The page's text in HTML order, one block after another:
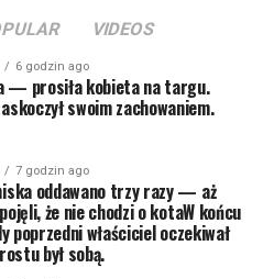
VIDEOS
6 godzin ago
— prosiła kobieta na targu.
swoim zachowaniem.
7 godzin ago
oddawano trzy razy — aż
że nie chodzi o kotaW końcu
poprzedni właściciel oczekiwał
był sobą.